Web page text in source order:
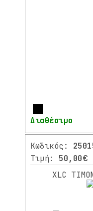
Διαθέσιμο
Κωδικός:
Τιμή: 50,00€
XLC